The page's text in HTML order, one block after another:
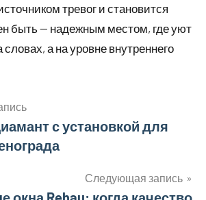
тревог и становится
быть — надежным местом, где уют
а на уровне внутреннего
с установкой для
Следующая запись